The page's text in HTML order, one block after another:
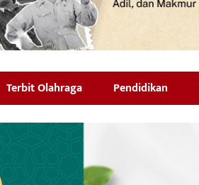
Terbit Olahraga Pendidikan